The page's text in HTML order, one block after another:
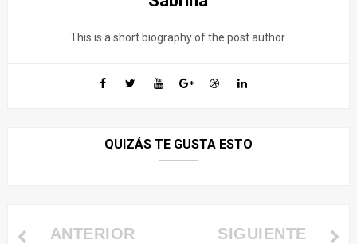
This is a short biography of the post author.
QUIZÁS TE GUSTA ESTO
SIGUIENTE
ANTERIOR